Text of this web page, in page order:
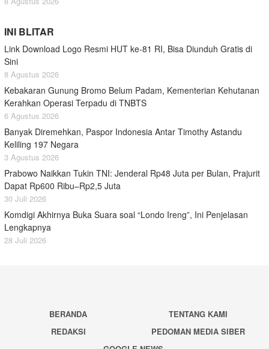
INI BLITAR
Link Download Logo Resmi HUT ke-81 RI, Bisa Diunduh Gratis di
Sini
8 Agustus 2026
Kebakaran Gunung Bromo Belum Padam, Kementerian Kehutanan
Kerahkan Operasi Terpadu di TNBTS
6 Agustus 2026
Banyak Diremehkan, Paspor Indonesia Antar Timothy Astandu
Keliling 197 Negara
3 Agustus 2026
Prabowo Naikkan Tukin TNI: Jenderal Rp48 Juta per Bulan, Prajurit
Dapat Rp600 Ribu–Rp2,5 Juta
30 Juli 2026
Komdigi Akhirnya Buka Suara soal “Londo Ireng”, Ini Penjelasan
Lengkapnya
28 Juli 2026
BERANDA
TENTANG KAMI
REDAKSI
PEDOMAN MEDIA SIBER